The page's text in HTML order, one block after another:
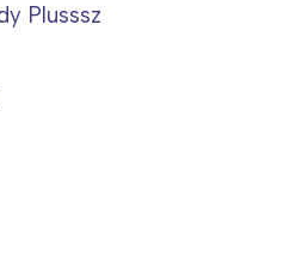
Plusssz